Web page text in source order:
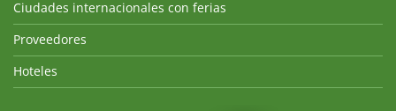
Ciudades internacionales con ferias
Proveedores
Hoteles